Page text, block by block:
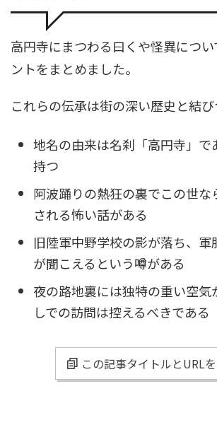
高円寺にまつわる曰くや怪異につ
ントをまとめました。
これらの伝承は街の深い歴史と結び
地名の由来は名刹「高円寺」で
持つ
阿波踊りの熱狂の裏でこの世な
される怖い話がある
旧陸軍中野学校の影が落ち、軍
が聞こえるという噂がある
夜の路地裏には独特の重い空気
しでの訪問は控えるべきである
この記事タイトルとURL